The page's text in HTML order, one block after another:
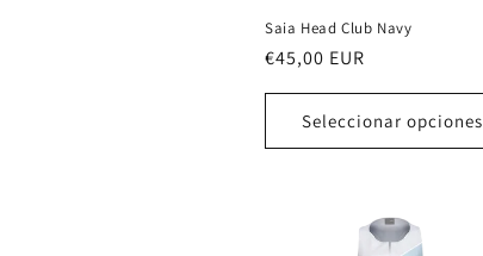
Saia Head Club Navy
Precio
€45,00 EUR
Seleccionar opciones